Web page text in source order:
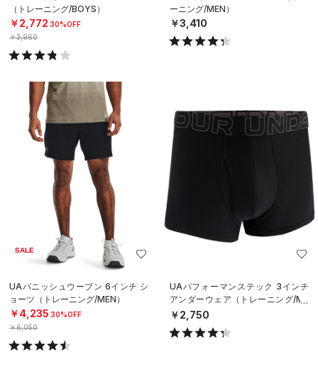
（トレーニング/BOYS）
￥2,772 30%OFF
￥3,960
ーニング/MEN）
￥3,410
SALE
UAバニッシュウーブン 6インチ シ
ョーツ（トレーニング/MEN）
￥4,235 30%OFF
￥6,050
UAパフォーマンステック 3インチ
アンダーウェア（トレーニング/ME
N）
￥2,750